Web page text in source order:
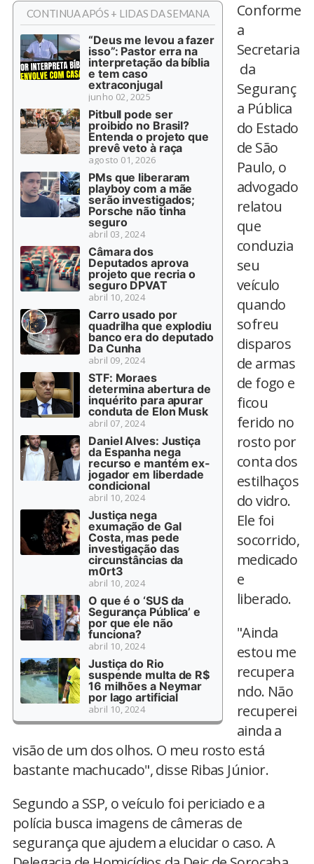
CONTINUA APÓS + LIDAS DA SEMANA
“Deus me levou a fazer
isso”: Pastor erra na
interpretação da bíblia
e tem caso
extraconjugal
junho 02, 2025
Pitbull pode ser
proibido no Brasil?
Entenda o projeto que
prevê veto à raça
agosto 01, 2026
PMs que liberaram
playboy com a mãe
serão investigados;
Porsche não tinha
seguro
abril 03, 2024
Câmara dos
Deputados aprova
projeto que recria o
seguro DPVAT
abril 10, 2024
Carro usado por
quadrilha que explodiu
banco era do deputado
Da Cunha
abril 09, 2024
STF: Moraes
determina abertura de
inquérito para apurar
conduta de Elon Musk
abril 07, 2024
Daniel Alves: Justiça
da Espanha nega
recurso e mantém ex-
jogador em liberdade
condicional
abril 10, 2024
Justiça nega
exumação de Gal
Costa, mas pede
investigação das
circunstâncias da
m0rt3
abril 10, 2024
O que é o ‘SUS da
Segurança Pública’ e
por que ele não
funciona?
abril 10, 2024
Justiça do Rio
suspende multa de R$
16 milhões a Neymar
por lago artificial
abril 10, 2024
Conforme
a
Secretaria
da
Seguranç
a Pública
do Estado
de São
Paulo, o
advogado
relatou
que
conduzia
seu
veículo
quando
sofreu
disparos
de armas
de fogo e
ficou
ferido no
rosto por
conta dos
estilhaços
do vidro.
Ele foi
socorrido,
medicado
e
liberado.
"Ainda
estou me
recupera
ndo. Não
recuperei
ainda a
visão de um dos olhos. O meu rosto está
bastante machucado", disse Ribas Júnior.
Segundo a SSP, o veículo foi periciado e a
polícia busca imagens de câmeras de
segurança que ajudem a elucidar o caso. A